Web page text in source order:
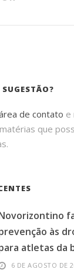
de contato e
que
às
atletas da
6 DE AGOSTO DE